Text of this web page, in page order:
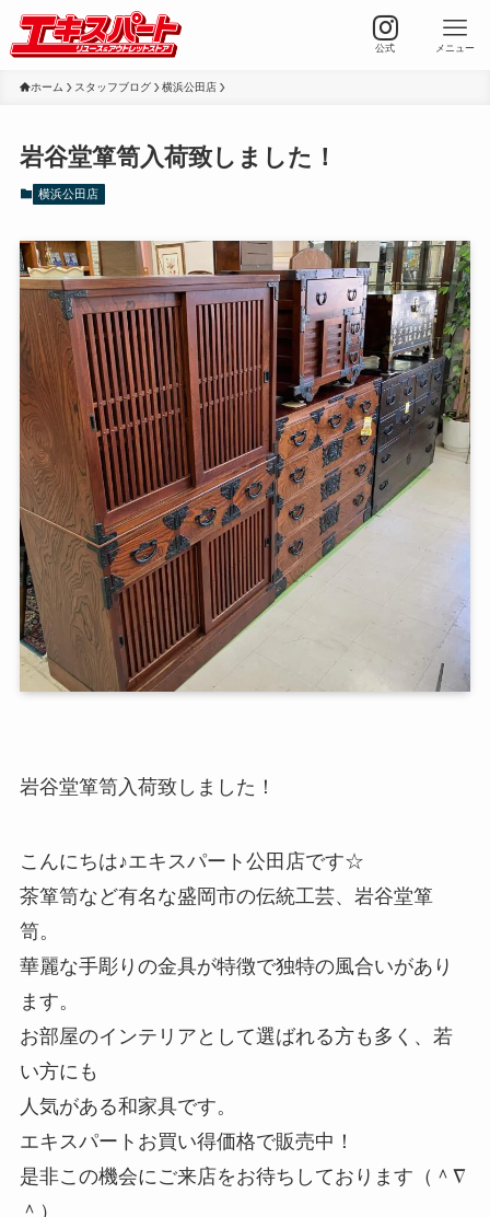
公式 メニュー
ホーム スタッフブログ 横浜公田店
岩谷堂箪笥入荷致しました！
横浜公田店
岩谷堂箪笥入荷致しました！
こんにちは♪エキスパート公田店です☆
茶箪笥など有名な盛岡市の伝統工芸、岩谷堂箪
笥。
華麗な手彫りの金具が特徴で独特の風合いがあり
ます。
お部屋のインテリアとして選ばれる方も多く、若
い方にも
人気がある和家具です。
エキスパートお買い得価格で販売中！
是非この機会にご来店をお待ちしております（＾∇
＾）